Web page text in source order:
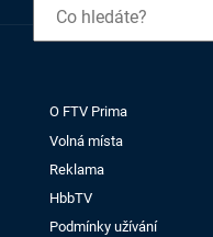
O FTV Prima
Volná místa
Reklama
HbbTV
Podmínky užívání